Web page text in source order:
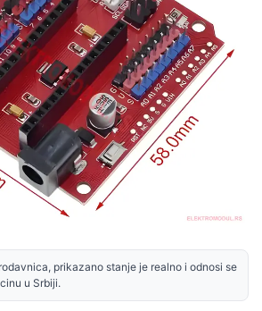
prikazano stanje je realno i odnosi se
u Srbiji.